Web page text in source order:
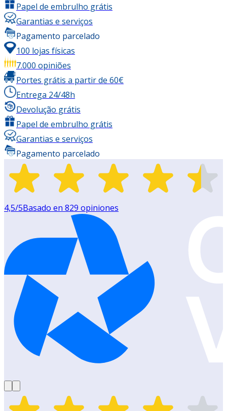
Papel de embrulho grátis
Garantias e serviços
Pagamento parcelado
100 lojas físicas
7.000 opiniões
Portes grátis a partir de 60€
Entrega 24/48h
Devolução grátis
Papel de embrulho grátis
Garantias e serviços
Pagamento parcelado
4,5/5Basado en 829 opiniones